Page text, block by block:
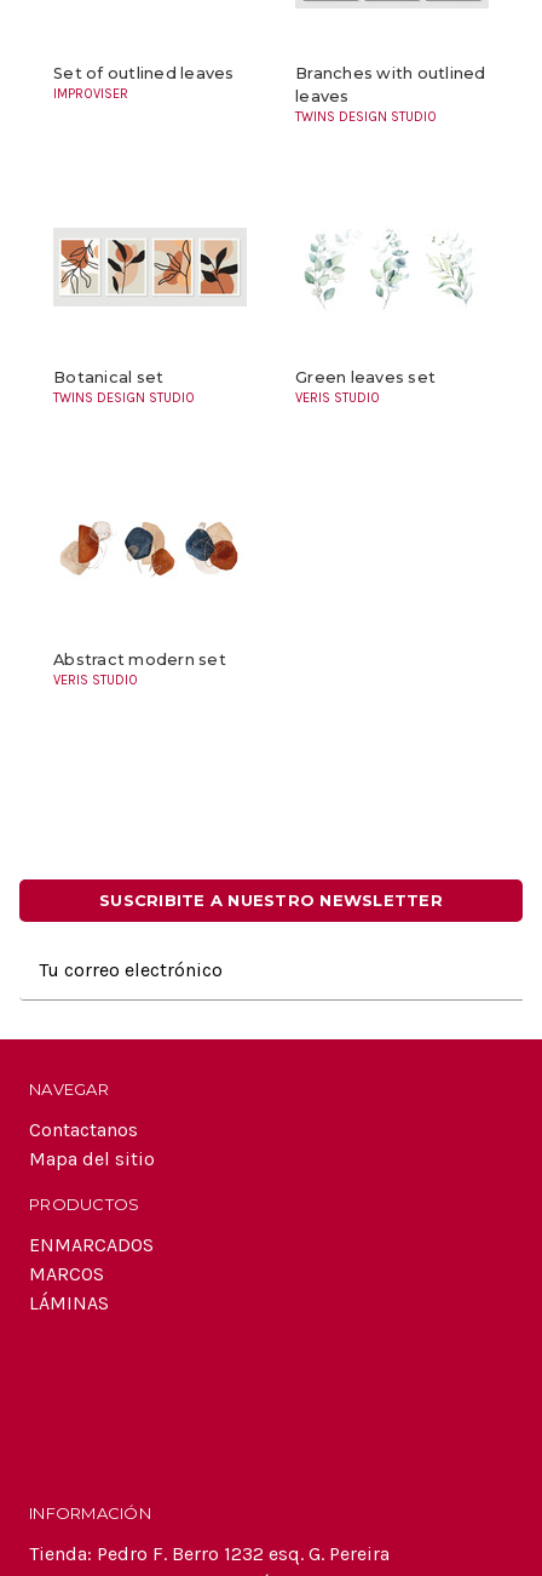
Set of outlined leaves
IMPROVISER
Branches with outlined
leaves
TWINS DESIGN STUDIO
Botanical set
TWINS DESIGN STUDIO
Green leaves set
VERIS STUDIO
Abstract modern set
VERIS STUDIO
SUSCRIBITE A NUESTRO NEWSLETTER
electrónico
NAVEGAR
Contactanos
Mapa del sitio
PRODUCTOS
ENMARCADOS
MARCOS
LÁMINAS
INFORMACIÓN
Tienda: Pedro F. Berro 1232 esq. G. Pereira